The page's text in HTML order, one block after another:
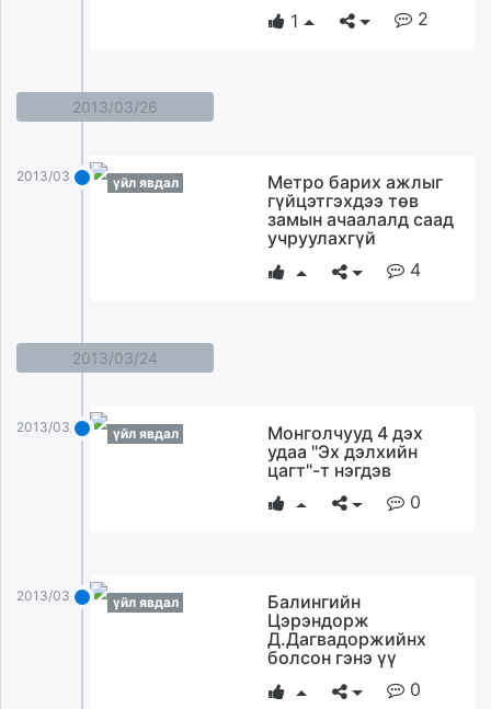
1
2
2013/03/26
2013/03/26 үйл явдал
Метро барих ажлыг
гүйцэтгэхдээ төв
замын ачаалалд саад
учруулахгүй
4
2013/03/24
2013/03/24 үйл явдал
Монголчууд 4 дэх
удаа "Эх дэлхийн
цагт"-т нэгдэв
0
2013/03/24 үйл явдал
Балингийн
Цэрэндорж
Д.Дагвадоржийнх
болсон гэнэ үү
0